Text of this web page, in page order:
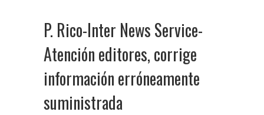
P. Rico-Inter News Service-
Atención editores, corrige
información erróneamente
suministrada